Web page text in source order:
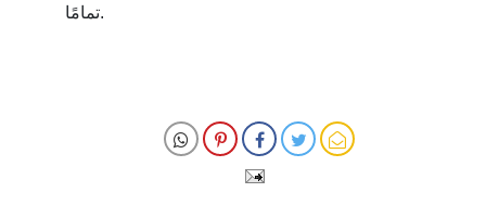
تمامًا.